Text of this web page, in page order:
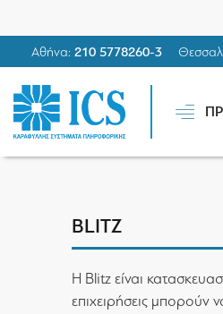
Αθήνα: 210 5778260-3
BLITZ
Η Blitz είναι
επιχειρήσεις μπορούν